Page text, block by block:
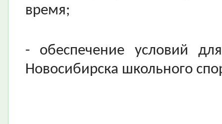
время;
- обеспечение условий
Новосибирска школьного